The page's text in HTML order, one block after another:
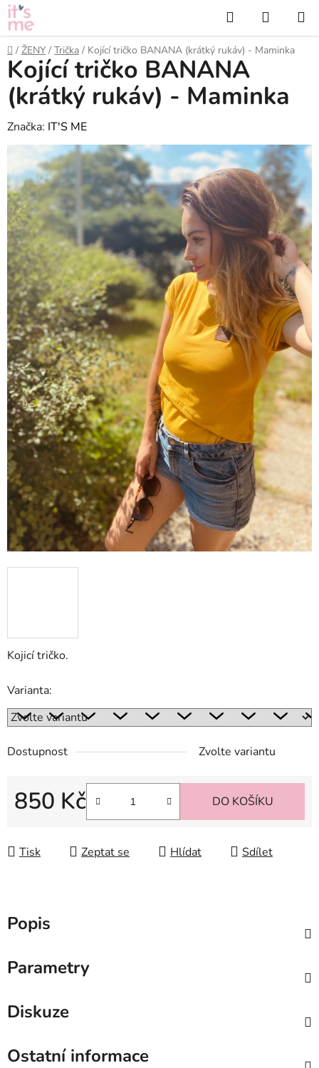
Přejít
na
obsah
Hledat
KOŠÍK
Domů
/ ŽENY / Trička / Kojící tričko BANANA (krátký rukáv) - Maminka
Kojicí tričko.
Varianta:
Dostupnost Zvolte variantu
850 Kč DO KOŠÍKU
Tisk Zeptat se Hlídat Sdílet
Kojící tričko BANANA
(krátký rukáv) - Maminka
Značka: IT'S ME
Popis
Parametry
Diskuze
Ostatní informace